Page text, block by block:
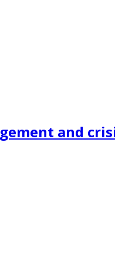
and